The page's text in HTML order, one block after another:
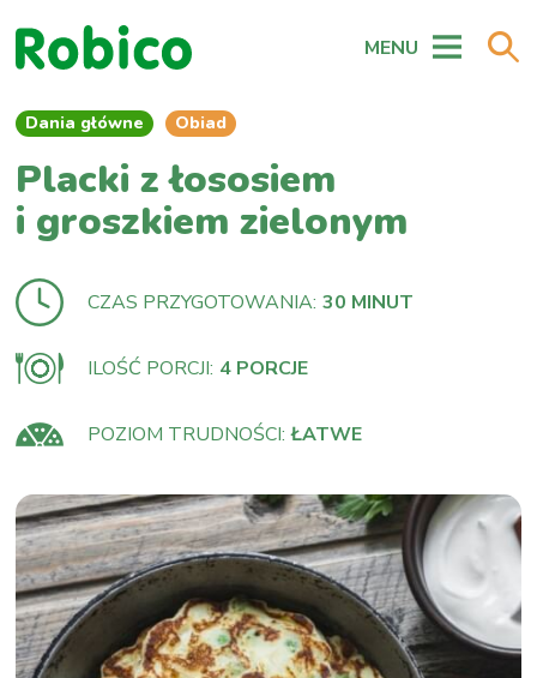
MENU
Dania główne Obiad
Placki z łososiem
i groszkiem zielonym
CZAS PRZYGOTOWANIA: 30 MINUT
ILOŚĆ PORCJI: 4 PORCJE
POZIOM TRUDNOŚCI: ŁATWE